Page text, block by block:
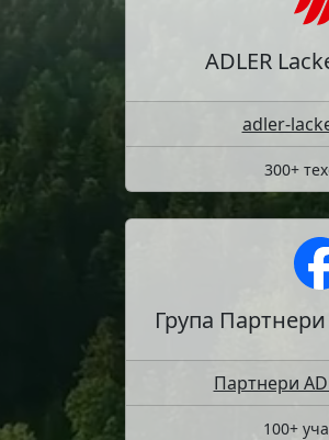
ADLER
adler-
300+
Група Партнери
Партнери
100+